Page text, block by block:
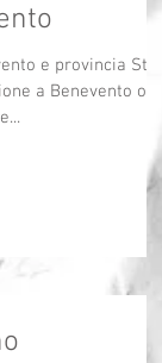
e provincia State
a Benevento o in